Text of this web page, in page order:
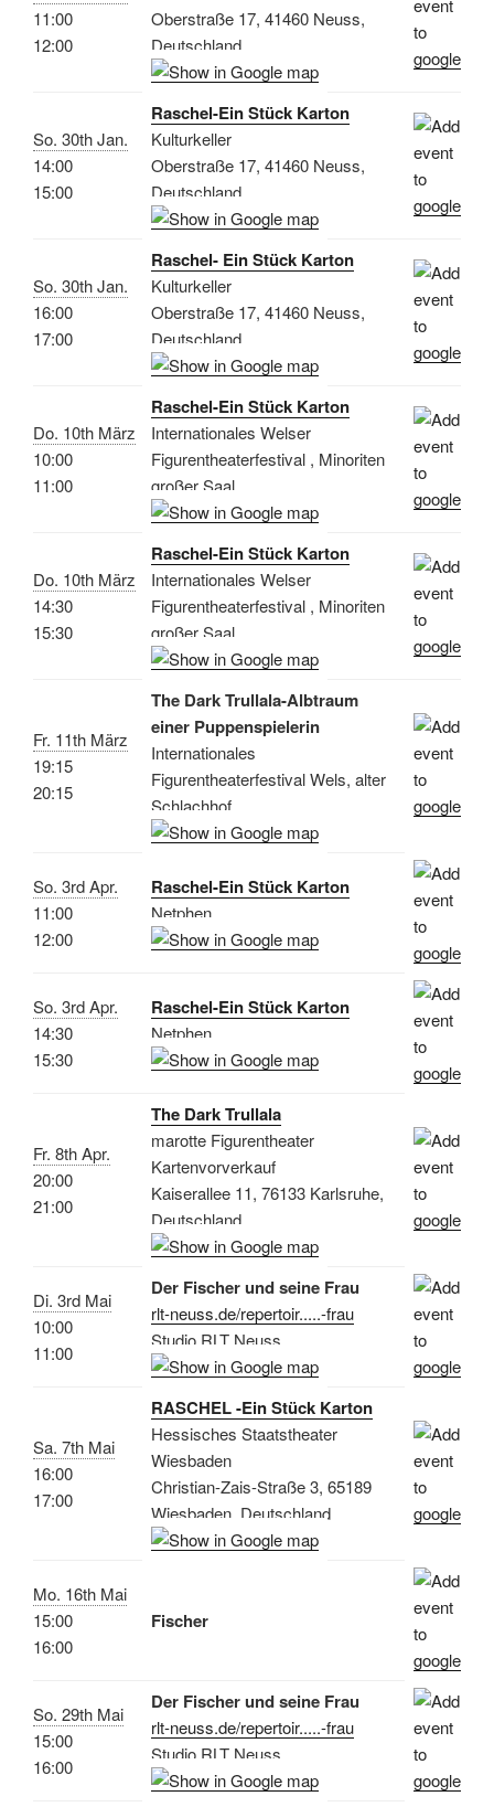
11:00
12:00
Oberstraße 17, 41460 Neuss,
Deutschland
So. 30th Jan.
14:00
15:00
Raschel-Ein Stück Karton
Kulturkeller
Oberstraße 17, 41460 Neuss,
Deutschland
So. 30th Jan.
16:00
17:00
Raschel- Ein Stück Karton
Kulturkeller
Oberstraße 17, 41460 Neuss,
Deutschland
Do. 10th März
10:00
11:00
Raschel-Ein Stück Karton
Internationales Welser
Figurentheaterfestival , Minoriten
großer Saal
Do. 10th März
14:30
15:30
Raschel-Ein Stück Karton
Internationales Welser
Figurentheaterfestival , Minoriten
großer Saal
Fr. 11th März
19:15
20:15
The Dark Trullala-Albtraum
einer Puppenspielerin
Internationales
Figurentheaterfestival Wels, alter
Schlachhof
So. 3rd Apr.
11:00
12:00
Raschel-Ein Stück Karton
Netphen
So. 3rd Apr.
14:30
15:30
Raschel-Ein Stück Karton
Netphen
Fr. 8th Apr.
20:00
21:00
The Dark Trullala
marotte Figurentheater
Kartenvorverkauf
Kaiserallee 11, 76133 Karlsruhe,
Deutschland
Di. 3rd Mai
10:00
11:00
Der Fischer und seine Frau
rlt-neuss.de/repertoir.....-frau
Studio RLT Neuss
Sa. 7th Mai
16:00
17:00
RASCHEL -Ein Stück Karton
Hessisches Staatstheater
Wiesbaden
Christian-Zais-Straße 3, 65189
Wiesbaden, Deutschland
Mo. 16th Mai
15:00
16:00
Fischer
So. 29th Mai
15:00
16:00
Der Fischer und seine Frau
rlt-neuss.de/repertoir.....-frau
Studio RLT Neuss